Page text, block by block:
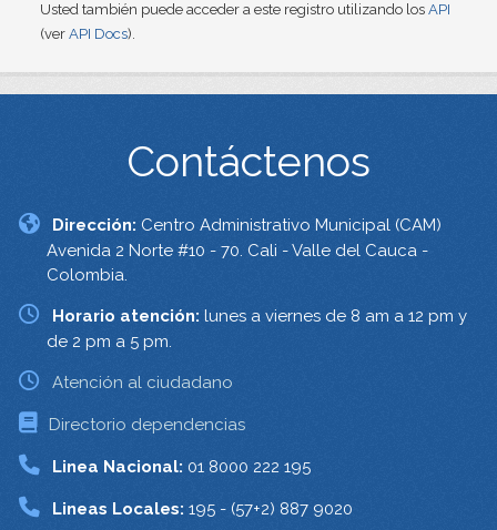
Usted también puede acceder a este registro utilizando los API
(ver API Docs).
Contáctenos
Dirección: Centro Administrativo Municipal (CAM)
Avenida 2 Norte #10 - 70. Cali - Valle del Cauca -
Colombia.
Horario atención: lunes a viernes de 8 am a 12 pm y
de 2 pm a 5 pm.
Atención al ciudadano
Directorio dependencias
Linea Nacional: 01 8000 222 195
Lineas Locales: 195 - (57+2) 887 9020